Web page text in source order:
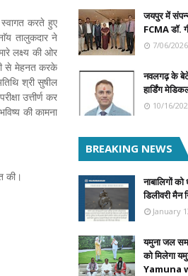
स्वागत करते हुए
तालुकदार ने
लक्ष्य की ओर
से मेहनत करके
श्री सुषील
उत्तीर्ण कर
की कामना
की।
जयपुर में
FCMA डॉ.
7/06/
नवलगढ़ के बेटे
हार्डिंग
10/16/
BREAKING NEWS
नाबालिगों
डिलीवरी
January
यमुना जल
को मिलेगा
Yamuna